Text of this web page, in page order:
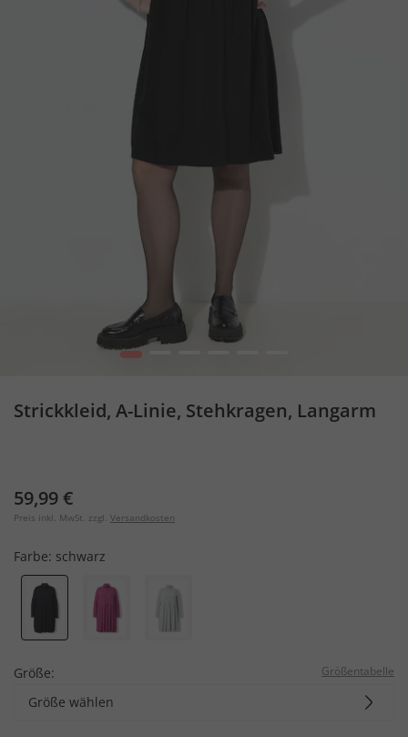
1
Strickkleid, A-Linie, Stehkragen, Langarm
59,99 €
Preis inkl. MwSt. zzgl. Versandkosten
Farbe: schwarz
Größe: Größentabelle
Größe wählen